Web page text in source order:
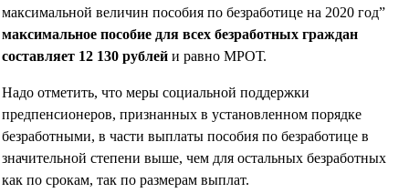
максимальной величин пособия по безработице на 2020 год”
максимальное пособие для всех безработных граждан
составляет 12 130 рублей и равно МРОТ.
Надо отметить, что меры социальной поддержки
предпенсионеров, признанных в установленном порядке
безработными, в части выплаты пособия по безработице в
значительной степени выше, чем для остальных безработных
как по срокам, так по размерам выплат.